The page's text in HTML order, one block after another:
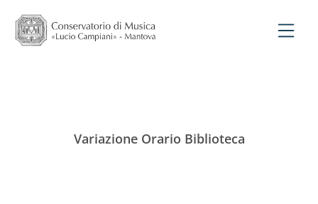
Variazione Orario Biblioteca